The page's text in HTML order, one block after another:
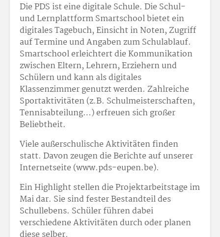
Die PDS ist eine digitale Schule. Die Schul-
und Lernplattform Smartschool bietet ein
digitales Tagebuch, Einsicht in Noten, Zugriff
auf Termine und Angaben zum Schulablauf.
Smartschool erleichtert die Kommunikation
zwischen Eltern, Lehrern, Erziehern und
Schülern und kann als digitales
Klassenzimmer genutzt werden. Zahlreiche
Sportaktivitäten (z.B. Schulmeisterschaften,
Tennisabteilung…) erfreuen sich großer
Beliebtheit.
Viele außerschulische Aktivitäten finden
statt. Davon zeugen die Berichte auf unserer
Internetseite (www.pds-eupen.be).
Ein Highlight stellen die Projektarbeitstage im
Mai dar. Sie sind fester Bestandteil des
Schullebens. Schüler führen dabei
verschiedene Aktivitäten durch oder planen